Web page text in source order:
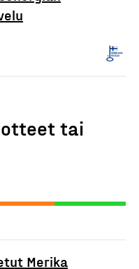
tai
Merika